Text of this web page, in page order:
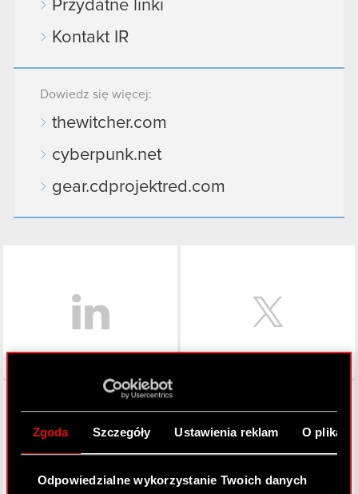
Zgoda Szczegóły Ustawienia reklam O
Odpowiedzialne wykorzystanie Twoich danych
Przydatne linki
Kontakt IR
Dowiedz się więcej:
thewitcher.com
cyberpunk.net
gear.cdprojektred.com